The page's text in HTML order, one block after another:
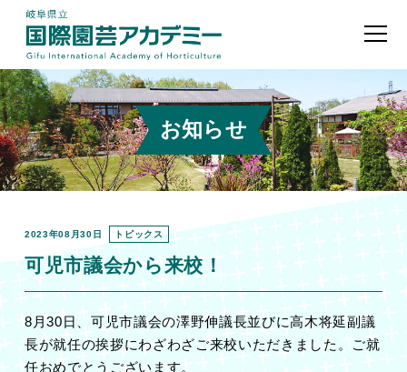
お知らせ
2023年08月30日 トピックス
可児市議会から来校！
8月30日、可児市議会の澤野伸議長並びに高木将延副議
長が就任の挨拶にわざわざご来校いただきました。ご就
任おめでとうございます。